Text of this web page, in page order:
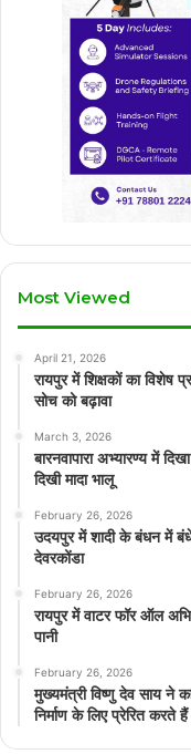
Most Viewed
April 21, 2026
रायपुर में शिक्षकों का विशेष
सोच को बढ़ावा
March 3, 2026
बारनवापारा अभ्यारण्य में
दिखी मादा भालू
February 26, 2026
उदयपुर में शादी के बंधन में
देवरकोंडा
February 26, 2026
रायपुर में वाटर फॉर ऑल
पानी
February 26, 2026
मुख्यमंत्री विष्णु देव साय ने
निर्माण के लिए प्रेरित करते